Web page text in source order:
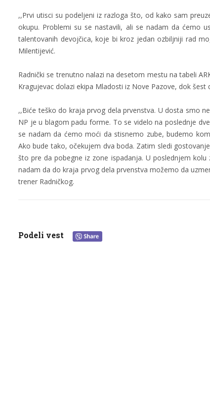
,,Prvi utisci su podeljeni iz razloga što, od kako sam
okupu. Problemi su se nastavili, ali se nadam da ćemo
talentovanih devojčica, koje bi kroz jedan ozbiljniji rad
Milentijević.
Radnički se trenutno nalazi na desetom mestu na tabeli
Kragujevac dolazi ekipa Mladosti iz Nove Pazove, dok
,,Biće teško do kraja prvog dela prvenstva. U dosta smo
NP je u blagom padu forme. To se videlo na poslednje
se nadam da ćemo moći da stisnemo zube, budemo
Ako bude tako, očekujem dva boda. Zatim sledi
što pre da pobegne iz zone ispadanja. U poslednjem
nadam da do kraja prvog dela prvenstva možemo da
trener Radničkog.
Podeli vest